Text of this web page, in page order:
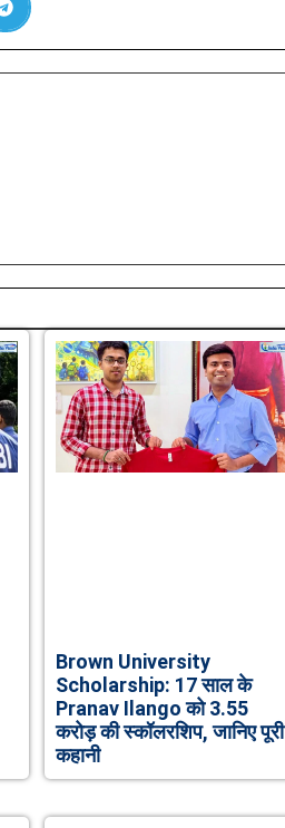
Brown University
Scholarship: 17 साल के
Pranav Ilango को 3.55
करोड़ की स्कॉलरशिप, जानिए पूरी
कहानी